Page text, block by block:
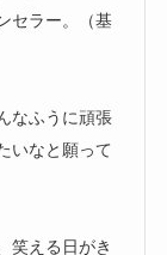
セラー。（基
なふうに頑張
いなと願って
笑える日がき